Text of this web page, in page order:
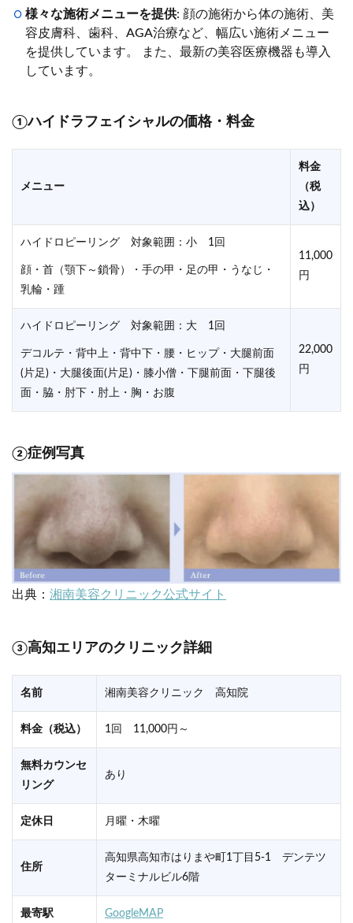
様々な施術メニューを提供: 顔の施術から体の施術、美
容皮膚科、歯科、AGA治療など、幅広い施術メニュー
を提供しています。 また、最新の美容医療機器も導入
しています。
①ハイドラフェイシャルの価格・料金
メニュー
料金
（税
込）
ハイドロピーリング 対象範囲：小 1回
顔・首（顎下～鎖骨）・手の甲・足の甲・うなじ・
乳輪・踵
11,000
円
ハイドロピーリング 対象範囲：大 1回
デコルテ・背中上・背中下・腰・ヒップ・大腿前面
(片足)・大腿後面(片足)・膝小僧・下腿前面・下腿後
面・脇・肘下・肘上・胸・お腹
22,000
円
②症例写真
出典： 湘南美容クリニック公式サイト
③高知エリアのクリニック詳細
名前 湘南美容クリニック 高知院
料金（税込） 1回 11,000円～
無料カウンセ
リング
あり
定休日 月曜・木曜
住所
高知県高知市はりまや町1丁目5-1 デンテツ
ターミナルビル6階
最寄駅 GoogleMAP